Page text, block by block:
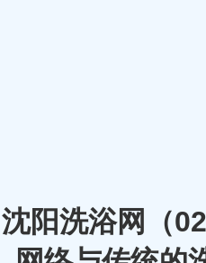
沈阳洗浴网（